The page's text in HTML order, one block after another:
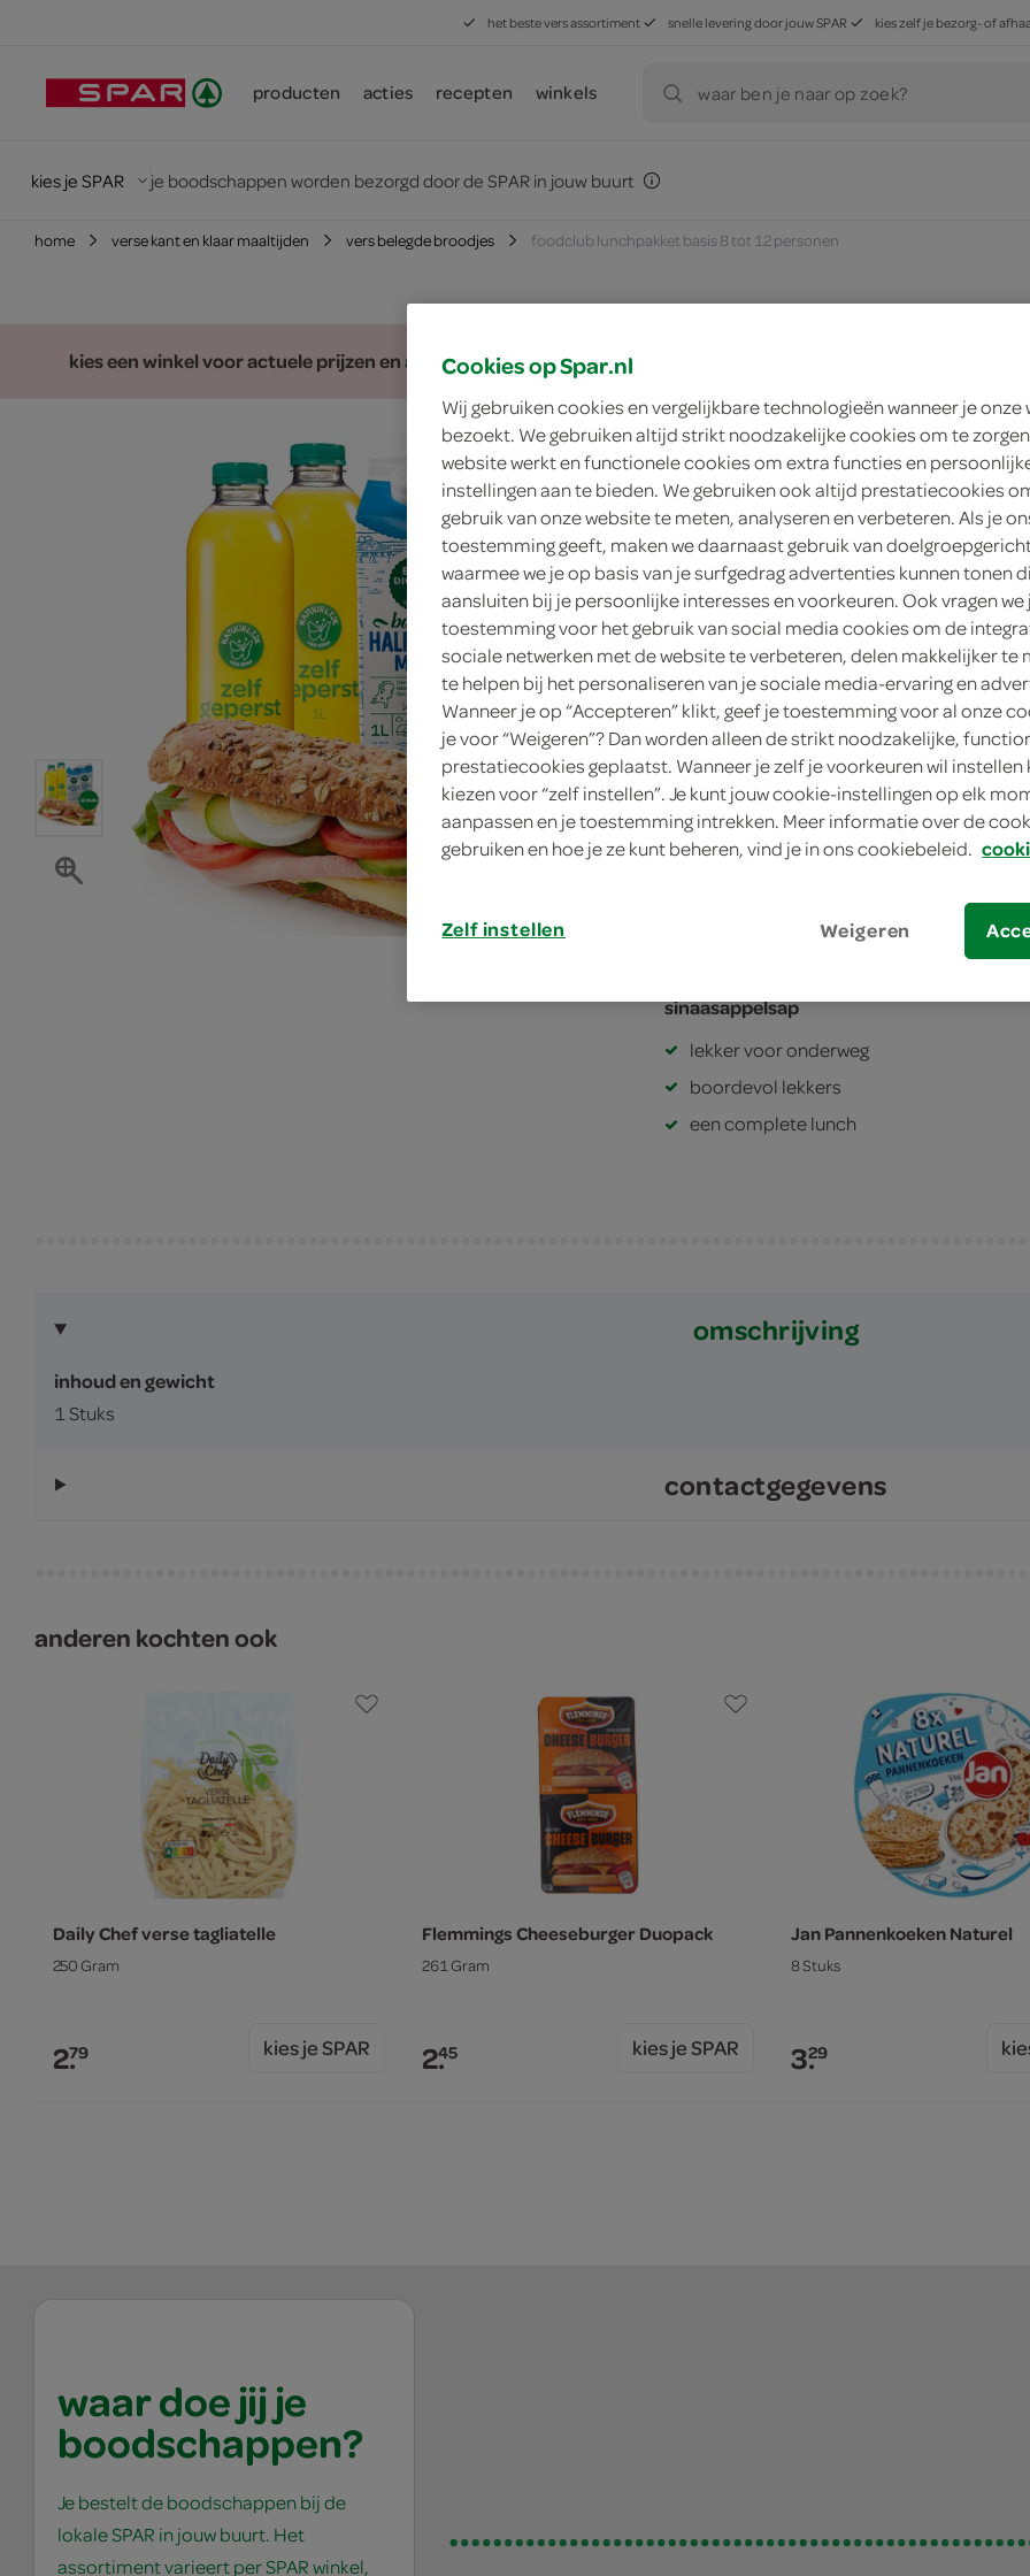
het beste vers assortiment snelle levering door jouw SPAR kies zelf je bezorg- of
producten acties recepten winkels waar ben je naar op zoek?
kies je SPAR je boodschappen worden bezorgd door de SPAR in jouw buurt
home verse kant en klaar maaltijden vers belegde broodjes foodclub lunchpakket basis 8 tot 12 personen
kies een winkel voor actuele prijzen en assortiment
FoodClub
personen
FoodClub
62.-
1 Stuks
in winkelmand
Let op: aanbiedingen zijn niet
12 Belegde broodjes (zoals kaas,
sinaasappelsap
lekker voor onderweg
boordevol lekkers
een complete lunch
omschrijving
inhoud en gewicht
1 Stuks
contactgegevens
anderen kochten ook
Daily Chef verse tagliatelle
250 Gram
2.79 kies je SPAR
Flemmings Cheeseburger Duopack
261 Gram
2.45 kies je SPAR
Jan Pannenkoeken Naturel
8 Stuks
3.29
waar doe jij je
boodschappen?
Je bestelt de boodschappen bij de
lokale SPAR in jouw buurt. Het
assortiment varieert per SPAR winkel,
Cookies op Spar.nl
Wij gebruiken cookies en vergelijkbare technologieën wanneer je onze
bezoekt. We gebruiken altijd strikt noodzakelijke cookies om te
website werkt en functionele cookies om extra functies en
instellingen aan te bieden. We gebruiken ook altijd prestatiecookies
gebruik van onze website te meten, analyseren en verbeteren. Als je
toestemming geeft, maken we daarnaast gebruik van
waarmee we je op basis van je surfgedrag advertenties kunnen tonen
aansluiten bij je persoonlijke interesses en voorkeuren. Ook vragen we
toestemming voor het gebruik van social media cookies om de
sociale netwerken met de website te verbeteren, delen makkelijker te
te helpen bij het personaliseren van je sociale media-ervaring en
Wanneer je op “Accepteren” klikt, geef je toestemming voor al onze
je voor “Weigeren”? Dan worden alleen de strikt noodzakelijke,
prestatiecookies geplaatst. Wanneer je zelf je voorkeuren wil instellen
kiezen voor “zelf instellen”. Je kunt jouw cookie-instellingen op elk
aanpassen en je toestemming intrekken. Meer informatie over de
gebruiken en hoe je ze kunt beheren, vind je in ons cookiebeleid.
Zelf instellen Weigeren